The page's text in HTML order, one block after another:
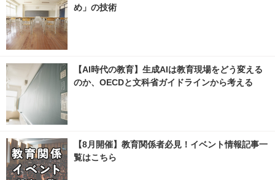
め」の技術
【AI時代の教育】生成AIは教育現場をどう変える
のか、OECDと文科省ガイドラインから考える
【8月開催】教育関係者必見！イベント情報記事一
覧はこちら